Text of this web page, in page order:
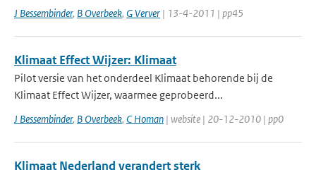
J Bessembinder, B Overbeek, G Verver | 13-4-2011 | pp45
Klimaat Effect Wijzer: Klimaat
Pilot versie van het onderdeel Klimaat behorende bij de
Klimaat Effect Wijzer, waarmee geprobeerd...
J Bessembinder, B Overbeek, C Homan | website | 20-12-2010 | pp0
Klimaat Nederland verandert sterk